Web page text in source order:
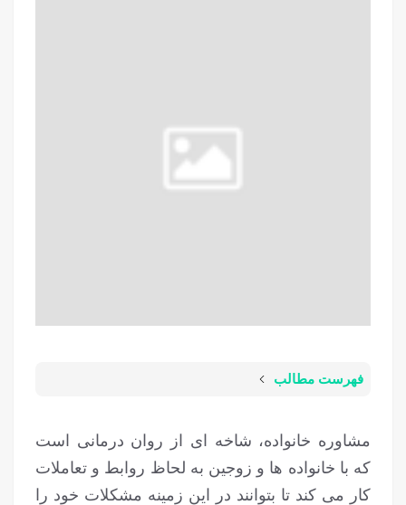
فهرست مطالب
مشاوره خانواده، شاخه ای از روان درمانی است
که با خانواده ها و زوجین به لحاظ روابط و تعاملات
کار می کند تا بتوانند در این زمینه مشکلات خود را